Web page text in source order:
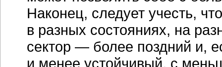
Наконец, следует учесть,
в разных состояниях, на
сектор — более поздний и,
и менее устойчивый, с